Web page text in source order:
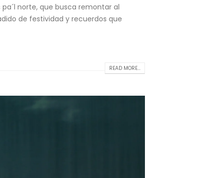
norte, que busca remontar al
de festividad y recuerdos que
READ MORE...